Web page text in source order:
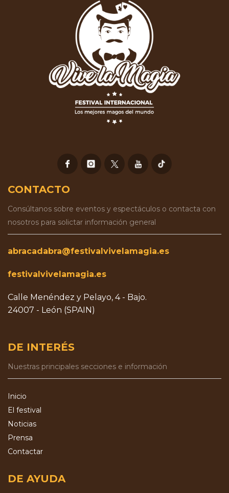
CONTACTO
Consúltanos sobre eventos y espectáculos o contacta con
nosotros para solictar información general
abracadabra@festivalvivelamagia.es
festivalvivelamagia.es
Calle Menéndez y Pelayo, 4 - Bajo.
24007 - León (SPAIN)
DE INTERÉS
Nuestras principales secciones e información
Inicio
El festival
Noticias
Prensa
Contactar
DE AYUDA